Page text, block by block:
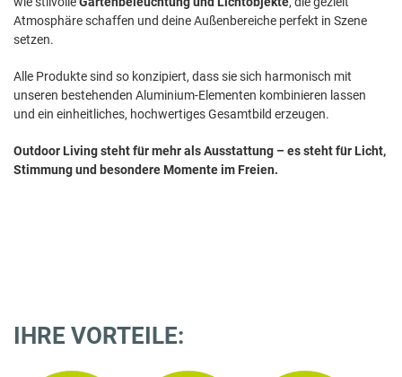
V
N
Atmosphäre schaffen und deine Außenbereiche perfekt in Szene
setzen.
Alle Produkte sind so konzipiert, dass sie sich harmonisch mit
unseren bestehenden Aluminium-Elementen kombinieren lassen
und ein einheitliches, hochwertiges Gesamtbild erzeugen.
Outdoor Living steht für mehr als Ausstattung – es steht für Licht,
Stimmung und besondere Momente im Freien.
IHRE VORTEILE: